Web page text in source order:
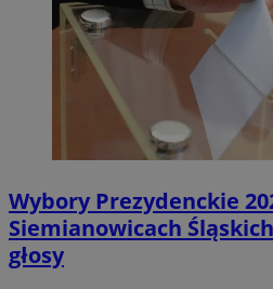
Wybory Prezydenckie
Siemianowicach
głosy